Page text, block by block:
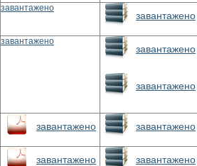
завантажено
завантажено
завантажено
завантажено
завантажено
завантажено завантажено
завантажено завантажено